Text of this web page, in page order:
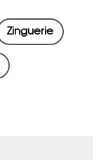
Zinguerie